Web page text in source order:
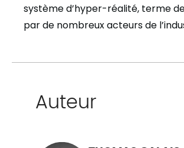
système d’hyper-réalité, terme
par de nombreux acteurs de
Auteur